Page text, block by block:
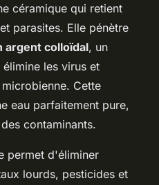
céramique qui retient
parasites. Elle pénètre
argent colloïdal, un
les virus et
Cette
eau parfaitement pure,
contaminants.
permet d'éliminer
lourds, pesticides et